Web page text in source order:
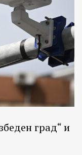
град“ и